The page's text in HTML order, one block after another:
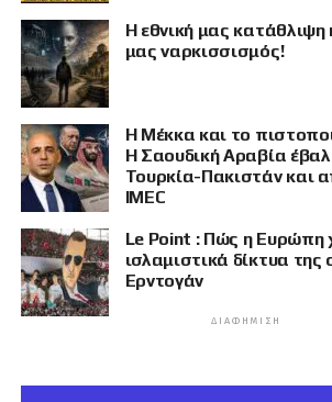
Η εθνική μας κατάθλιψη
μας ναρκισσισμός!
Η Μέκκα και το
Η Σαουδική Αραβία
Τουρκία-Πακιστάν και
IMEC
Le Point : Πώς η Ευρώπη
ισλαμιστικά δίκτυα της
Ερντογάν
ΔΙΑΦΉΜΙΣΗ